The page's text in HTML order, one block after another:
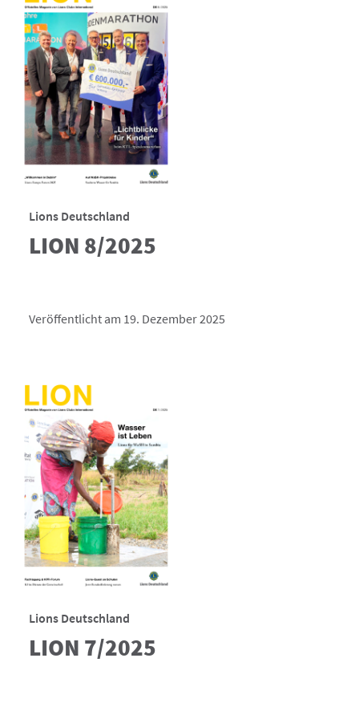
Lions Deutschland
LION 8/2025
Veröffentlicht am 19. Dezember 2025
Lions Deutschland
LION 7/2025